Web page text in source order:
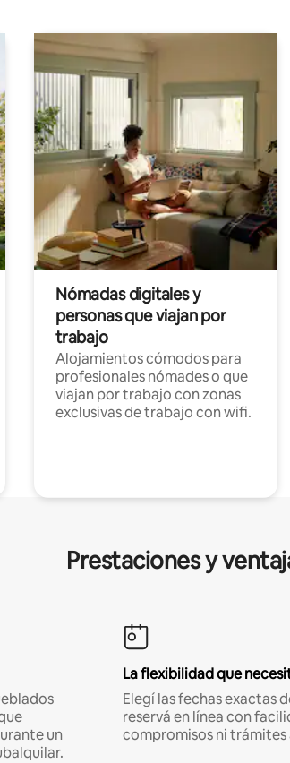
Nómadas digitales y
personas que viajan por
trabajo
Alojamientos cómodos para
profesionales nómades o que
viajan por trabajo con zonas
exclusivas de trabajo con wifi.
Prestaciones y
un
La flexibilidad que
Elegí las fechas exactas
reservá en línea con
compromisos ni trámites